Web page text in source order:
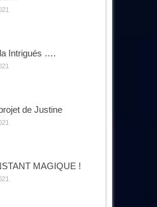
Intrigués ….
de Justine
MAGIQUE !